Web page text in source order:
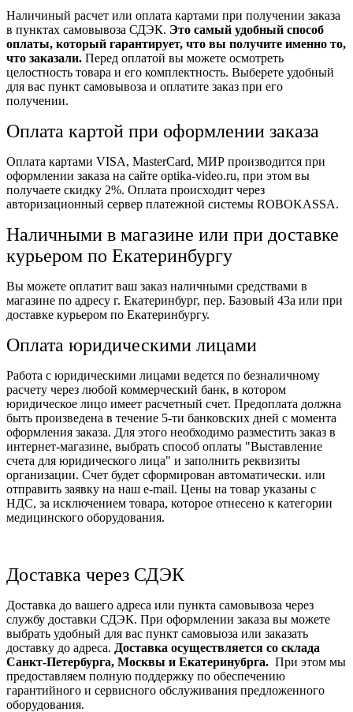
Наличиный расчет или оплата картами при получении заказа
в пунктах самовывоза СДЭК. Это самый удобный способ
оплаты, который гарантирует, что вы получите именно то,
что заказали. Перед оплатой вы можете осмотреть
целостность товара и его комплектность. Выберете удобный
для вас пункт самовывоза и оплатите заказ при его
получении.
Оплата картой при оформлении заказа
Оплата картами VISA, MasterCard, МИР производится при
оформлении заказа на сайте optika-video.ru, при этом вы
получаете скидку 2%. Оплата происходит через
авторизационный сервер платежной системы ROBOKASSA.
Наличными в магазине или при доставке
курьером по Екатеринбургу
Вы можете оплатит ваш заказ наличными средствами в
магазине по адресу г. Екатеринбург, пер. Базовый 43а или при
доставке курьером по Екатеринбургу.
Оплата юридическими лицами
Работа с юридическими лицами ведется по безналичному
расчету через любой коммерческий банк, в котором
юридическое лицо имеет расчетный счет. Предоплата должна
быть произведена в течение 5-ти банковских дней с момента
оформления заказа. Для этого необходимо разместить заказ в
интернет-магазине, выбрать способ оплаты "Выставление
счета для юридического лица" и заполнить реквизиты
организации. Счет будет сформирован автоматически. или
отправить заявку на наш e-mail. Цены на товар указаны с
НДС, за исключением товара, которое отнесено к категории
медицинского оборудования.
Доставка через СДЭК
Доставка до вашего адреса или пункта самовывоза через
службу доставки СДЭК. При оформлении заказа вы можете
выбрать удобный для вас пункт самовыоза или заказать
доставку до адреса. Доставка осуществляется со склада
Санкт-Петербурга, Москвы и Екатеринубрга. При этом мы
предоставляем полную поддержку по обеспечению
гарантийного и сервисного обслуживания предложенного
оборудования.